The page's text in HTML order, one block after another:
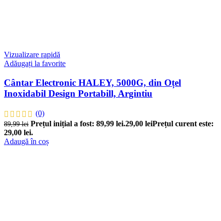
Vizualizare rapidă
Adăugați la favorite
Cântar Electronic HALEY, 5000G, din Oțel
Inoxidabil Design Portabill, Argintiu
(0)
89,99lei Prețul inițial a fost: 89,99 lei.29,00 leiPrețul curent este:
29,00 lei.
Adaugă în coș